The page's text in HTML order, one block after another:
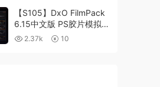
【S105】DxO FilmPack
6.15中文版 PS胶片模拟
滤镜支持WIN/MAC
2.37k 10